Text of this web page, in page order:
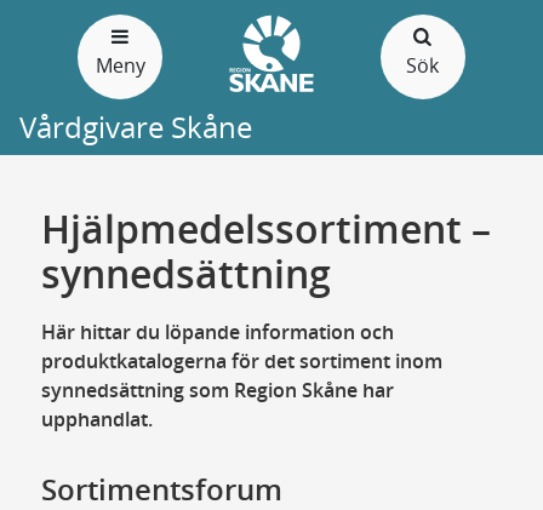
Meny Sök
Vårdgivare Skåne
Hjälpmedelssortiment –
synnedsättning
Här hittar du löpande information och
produktkatalogerna för det sortiment inom
synnedsättning som Region Skåne har
upphandlat.
Sortimentsforum